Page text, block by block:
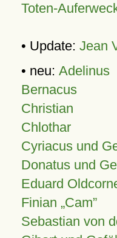
Toten-
• Update: Jean
• neu: Adelinus
Bernacus
Christian
Chlothar
Cyriacus und
Donatus und
Eduard
Finian Cam
Sebastian von